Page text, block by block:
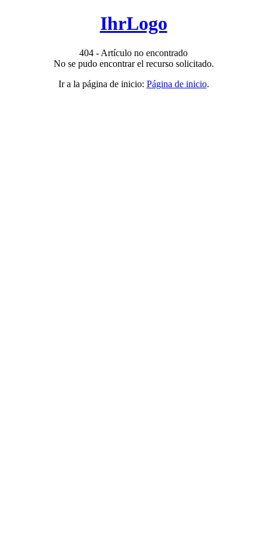
IhrLogo
404 - Artículo no encontrado
No se pudo encontrar el recurso solicitado.
Ir a la página de inicio: Página de inicio.